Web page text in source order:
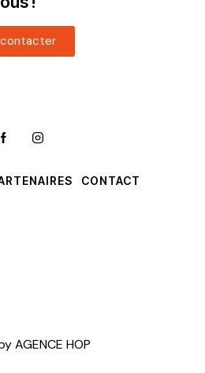
AGENCE HOP
CONTACT